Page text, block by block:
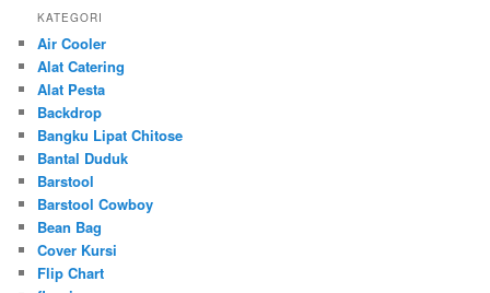
KATEGORI
Air Cooler
Alat Catering
Alat Pesta
Backdrop
Bangku Lipat Chitose
Bantal Duduk
Barstool
Barstool Cowboy
Bean Bag
Cover Kursi
Flip Chart